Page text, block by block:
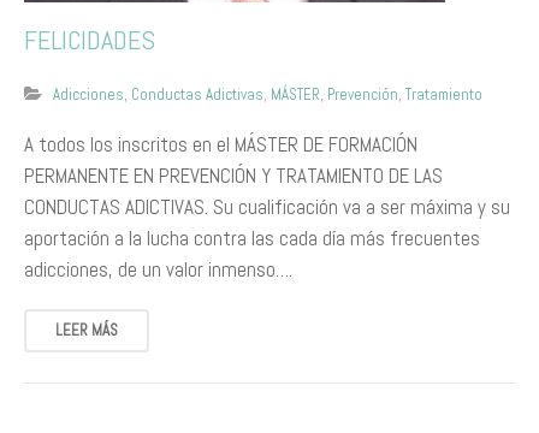
FELICIDADES
Adicciones, Conductas Adictivas, MÁSTER, Prevención, Tratamiento
A todos los inscritos en el MÁSTER DE FORMACIÓN
PERMANENTE EN PREVENCIÓN Y TRATAMIENTO DE LAS
CONDUCTAS ADICTIVAS. Su cualificación va a ser máxima y su
aportación a la lucha contra las cada día más frecuentes
adicciones, de un valor inmenso….
LEER MÁS